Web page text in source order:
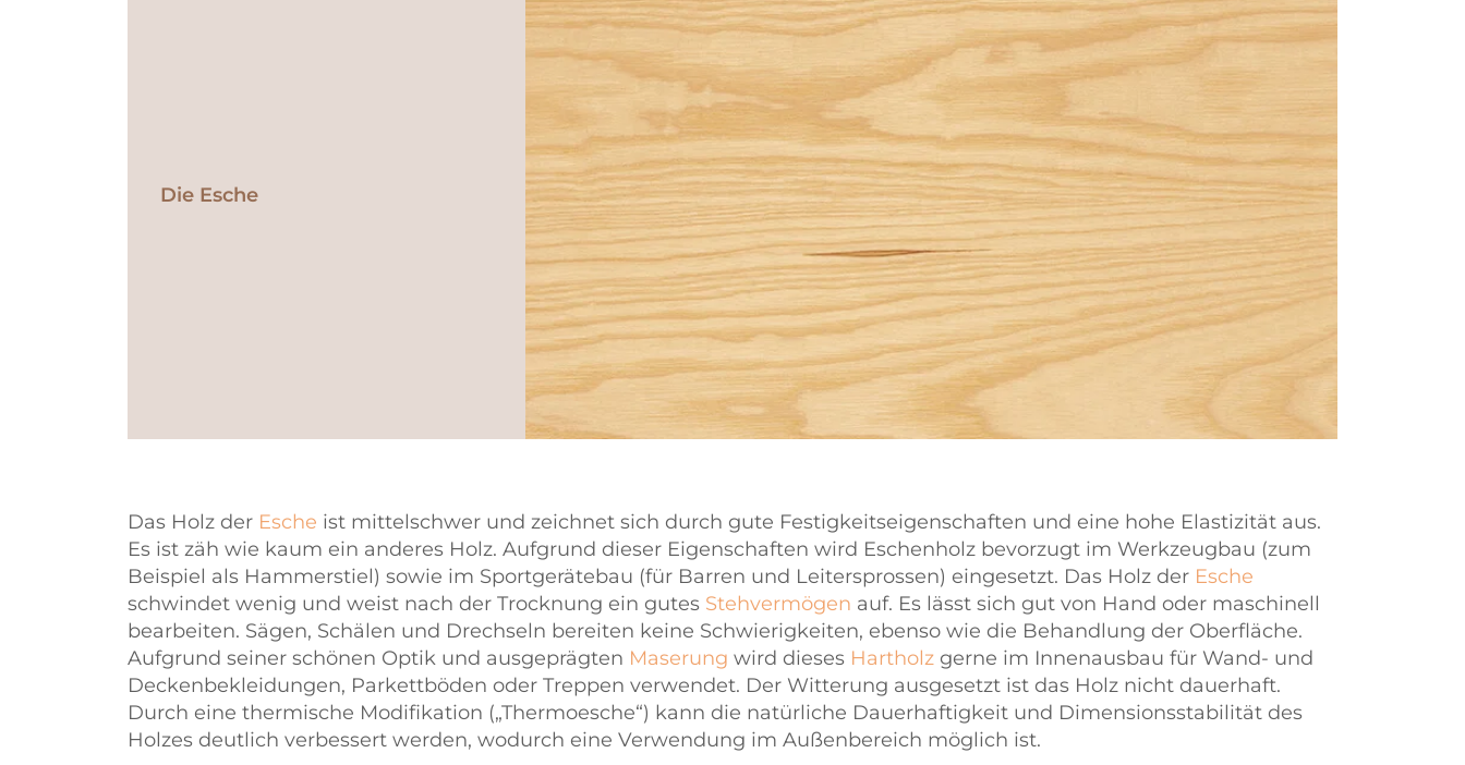
Die Esche
Das Holz der Esche ist mittelschwer und zeichnet sich durch gute Festigkeitseigenschaften und eine hohe Elastizität aus.
Es ist zäh wie kaum ein anderes Holz. Aufgrund dieser Eigenschaften wird Eschenholz bevorzugt im Werkzeugbau (zum
Beispiel als Hammerstiel) sowie im Sportgerätebau (für Barren und Leitersprossen) eingesetzt. Das Holz der Esche
schwindet wenig und weist nach der Trocknung ein gutes Stehvermögen auf. Es lässt sich gut von Hand oder maschinell
bearbeiten. Sägen, Schälen und Drechseln bereiten keine Schwierigkeiten, ebenso wie die Behandlung der Oberfläche.
Aufgrund seiner schönen Optik und ausgeprägten Maserung wird dieses Hartholz gerne im Innenausbau für Wand- und
Deckenbekleidungen, Parkettböden oder Treppen verwendet. Der Witterung ausgesetzt ist das Holz nicht dauerhaft.
Durch eine thermische Modifikation („Thermoesche“) kann die natürliche Dauerhaftigkeit und Dimensionsstabilität des
Holzes deutlich verbessert werden, wodurch eine Verwendung im Außenbereich möglich ist.